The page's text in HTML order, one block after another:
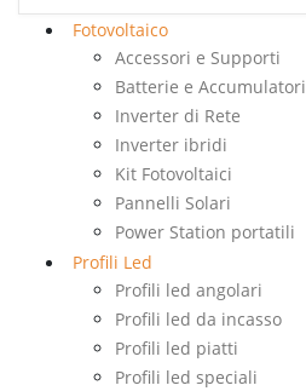
Fotovoltaico
Accessori e Supporti
Batterie e Accumulatori
Inverter di Rete
Inverter ibridi
Kit Fotovoltaici
Pannelli Solari
Power Station portatili
Profili Led
Profili led angolari
Profili led da incasso
Profili led piatti
Profili led speciali